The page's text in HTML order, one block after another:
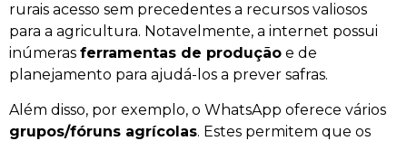
rurais acesso sem precedentes a recursos valiosos
para a agricultura. Notavelmente, a internet possui
inúmeras ferramentas de produção e de
planejamento para ajudá-los a prever safras.
Além disso, por exemplo, o WhatsApp oferece vários
grupos/fóruns agrícolas. Estes permitem que os